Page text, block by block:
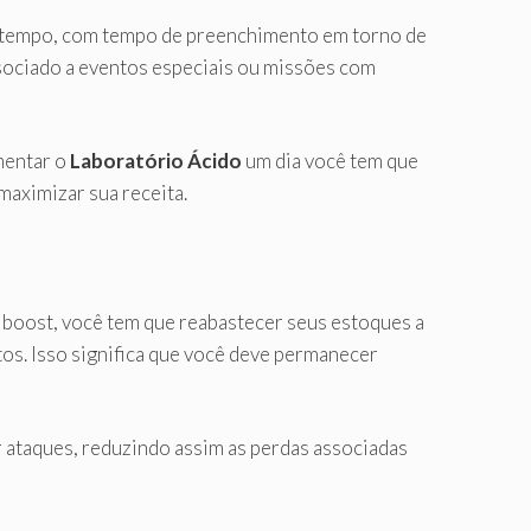
com tempo de preenchimento em torno de
a eventos especiais ou missões com
o Laboratório Ácido um dia você tem que
sua receita.
boost, você tem que reabastecer seus estoques a
Isso significa que você deve permanecer
reduzindo assim as perdas associadas